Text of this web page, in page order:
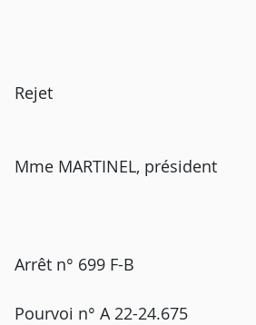
Rejet
Mme MARTINEL, président
Arrêt n° 699 F-B
Pourvoi n° A 22-24.675